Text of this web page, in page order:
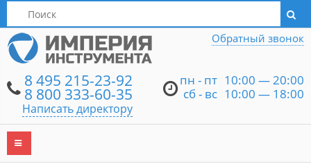
Написать директору
8 495 215-23-92
8 800 333-60-35
Написать директору
пн - пт 10:00 — 20:00
сб - вс 10:00 — 18:00
Обратный звонок